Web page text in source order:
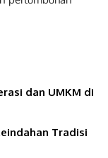
dan UMKM di
Tradisi